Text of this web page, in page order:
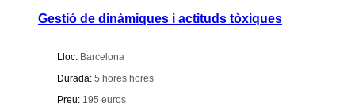
Gestió de dinàmiques i actituds tòxiques
Lloc: Barcelona
Durada: 5 hores hores
Preu: 195 euros